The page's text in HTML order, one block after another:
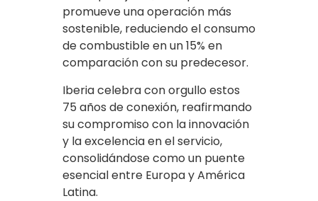
promueve una operación más
sostenible, reduciendo el consumo
de combustible en un 15% en
comparación con su predecesor.
Iberia celebra con orgullo estos
75 años de conexión, reafirmando
su compromiso con la innovación
y la excelencia en el servicio,
consolidándose como un puente
esencial entre Europa y América
Latina.